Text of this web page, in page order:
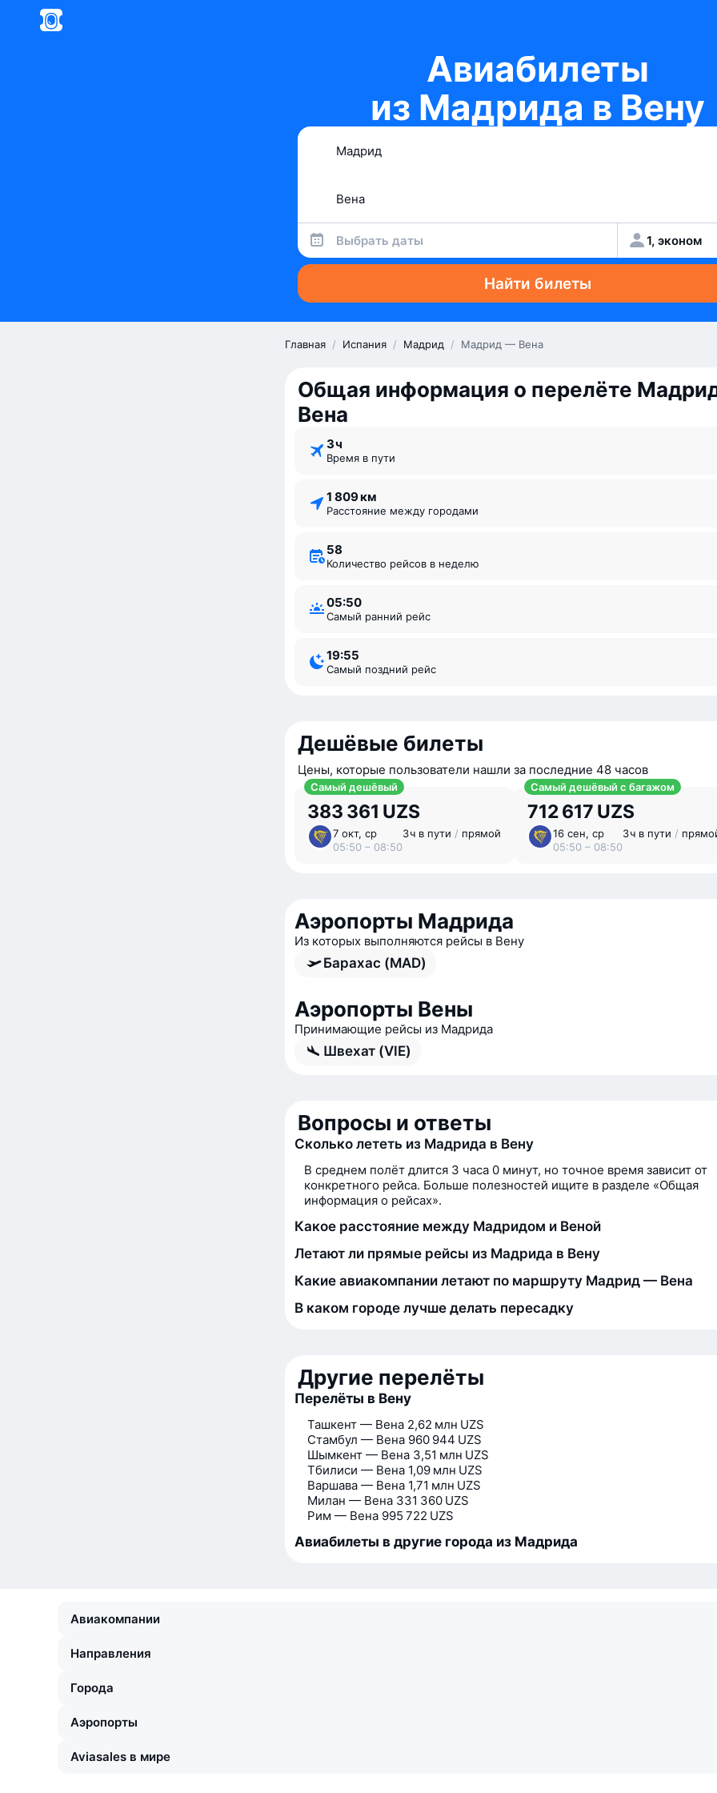
Авиабилеты
из Мадрида в Вену
Выбрать даты 1, эконом
Найти билеты
Главная / Испания / Мадрид / Мадрид — Вена
Общая информация о перелёте
Вена
3 ⁠ч
Время в пути
1 809 км
Расстояние между городами
58
Количество рейсов в неделю
05:50
Самый ранний рейс
19:55
Самый поздний рейс
Дешёвые билеты
Цены, которые пользователи нашли за последние 48 часов
Самый дешёвый
383 361 UZS
7 окт, ср
05:50 – 08:50
3 ⁠ч в пути / прямой
Самый дешёвый с багажом
712 617 UZS
16 сен, ср
05:50 – 08:50
3 ⁠ч в пути /
Аэропорты Мадрида
Из которых выполняются рейсы в Вену
Барахас (MAD)
Аэропорты Вены
Принимающие рейсы из Мадрида
Швехат (VIE)
Вопросы и ответы
Сколько лететь из Мадрида в Вену
В среднем полёт длится 3 часа 0 минут, но точное время зависит от
конкретного рейса. Больше полезностей ищите в разделе «Общая
информация о рейсах».
Какое расстояние между Мадридом и Веной
Летают ли прямые рейсы из Мадрида в Вену
Какие авиакомпании летают по маршруту Мадрид — Вена
В каком городе лучше делать пересадку
Другие перелёты
Перелёты в Вену
Ташкент — Вена 2,62 млн UZS
Стамбул — Вена 960 944 UZS
Шымкент — Вена 3,51 млн UZS
Тбилиси — Вена 1,09 млн UZS
Варшава — Вена 1,71 млн UZS
Милан — Вена 331 360 UZS
Рим — Вена 995 722 UZS
Авиабилеты в другие города из Мадрида
Авиакомпании
Направления
Города
Аэропорты
Aviasales в мире